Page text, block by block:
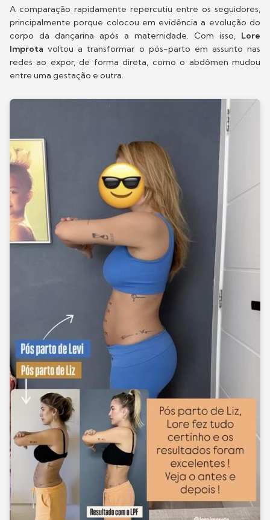
A comparação rapidamente repercutiu entre os seguidores,
principalmente porque colocou em evidência a evolução do
corpo da dançarina após a maternidade. Com isso, Lore
Improta voltou a transformar o pós-parto em assunto nas
redes ao expor, de forma direta, como o abdômen mudou
entre uma gestação e outra.